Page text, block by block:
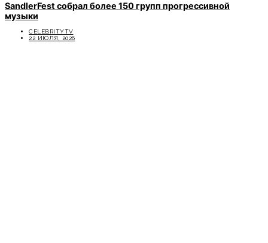
SandlerFest собрал более 150 групп прогрессивной
музыки
CELEBRITYTV
22 ИЮЛЯ, 2026